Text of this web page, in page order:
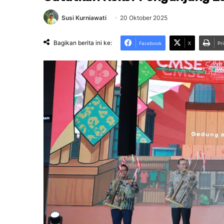
Susi Kurniawati 20 Oktober 2025
Bagikan berita ini ke: Facebook X